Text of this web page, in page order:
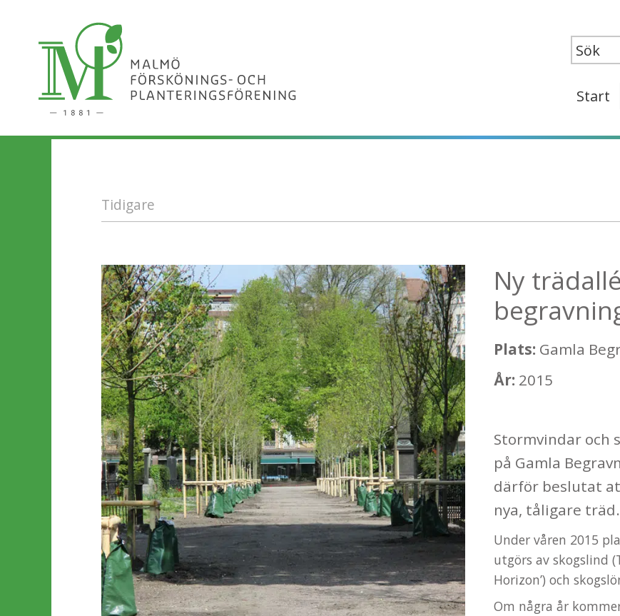
Start
Tidigare
Ny
Plats: Gamla
År: 2015
Stormvindar och
på Gamla
därför beslutat
nya, tåligare träd.
Under våren 2015
utgörs av skogslind
Horizon’) och
Om några år